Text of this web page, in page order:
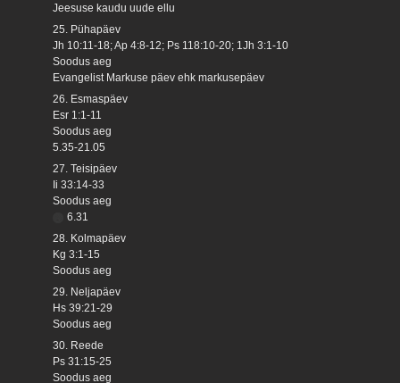
Jeesuse kaudu uude ellu
25. Pühapäev
Jh 10:11-18; Ap 4:8-12; Ps 118:10-20; 1Jh 3:1-10
Soodus aeg
Evangelist Markuse päev ehk markusepäev
26. Esmaspäev
Esr 1:1-11
Soodus aeg
5.35-21.05
27. Teisipäev
Ii 33:14-33
Soodus aeg
6.31
28. Kolmapäev
Kg 3:1-15
Soodus aeg
29. Neljapäev
Hs 39:21-29
Soodus aeg
30. Reede
Ps 31:15-25
Soodus aeg